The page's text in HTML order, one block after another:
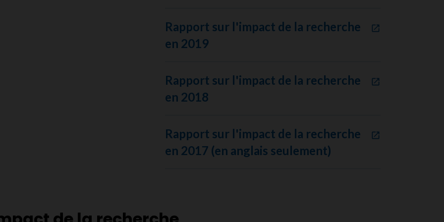
Rapport sur l'impact de la recherche
en 2019
Rapport sur l'impact de la recherche
en 2018
Rapport sur l'impact de la recherche
en 2017 (en anglais seulement)